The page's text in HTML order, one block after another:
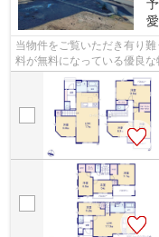
当物件をご覧いただき有り
料が無料になっている優良
せて頂きますのでお気軽にお